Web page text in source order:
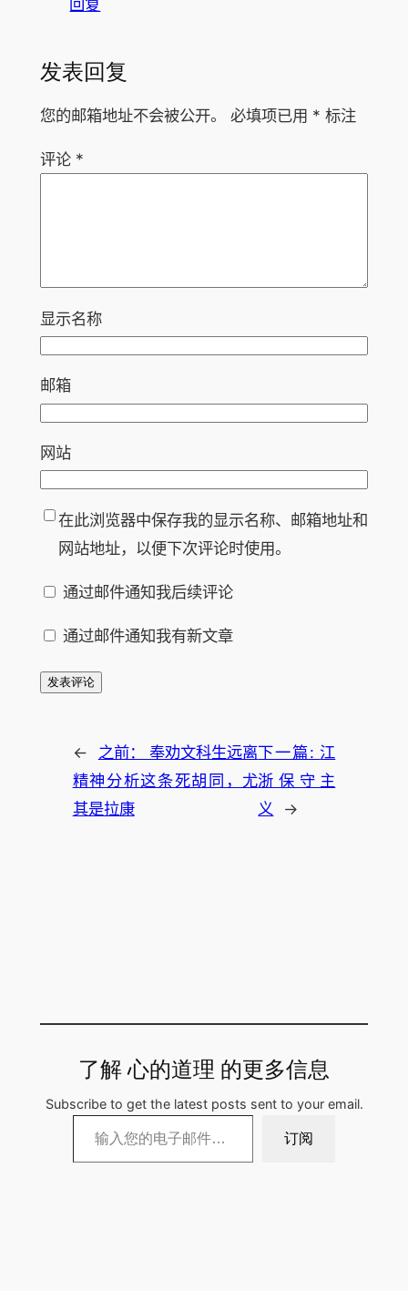
回复
发表回复
您的邮箱地址不会被公开。 必填项已用 * 标注
评论 *
显示名称
邮箱
网站
在此浏览器中保存我的显示名称、邮箱地址和
网站地址，以便下次评论时使用。
通过邮件通知我后续评论
通过邮件通知我有新文章
← 之前： 奉劝文科生远离
精神分析这条死胡同，尤
其是拉康
下一篇: 江
浙保守主
义
→
了解 心的道理 的更多信息
Subscribe to get the latest posts sent to your email.
输入您的电子邮件…
订阅